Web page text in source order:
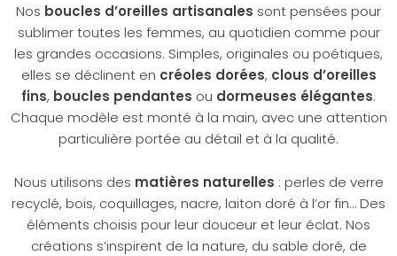
Nos boucles d’oreilles artisanales sont pensées pour
sublimer toutes les femmes, au quotidien comme pour
les grandes occasions. Simples, originales ou poétiques,
elles se déclinent en créoles dorées, clous d’oreilles
fins, boucles pendantes ou dormeuses élégantes.
Chaque modèle est monté à la main, avec une attention
particulière portée au détail et à la qualité.
Nous utilisons des matières naturelles : perles de verre
recyclé, bois, coquillages, nacre, laiton doré à l’or fin… Des
éléments choisis pour leur douceur et leur éclat. Nos
créations s’inspirent de la nature, du sable doré, de